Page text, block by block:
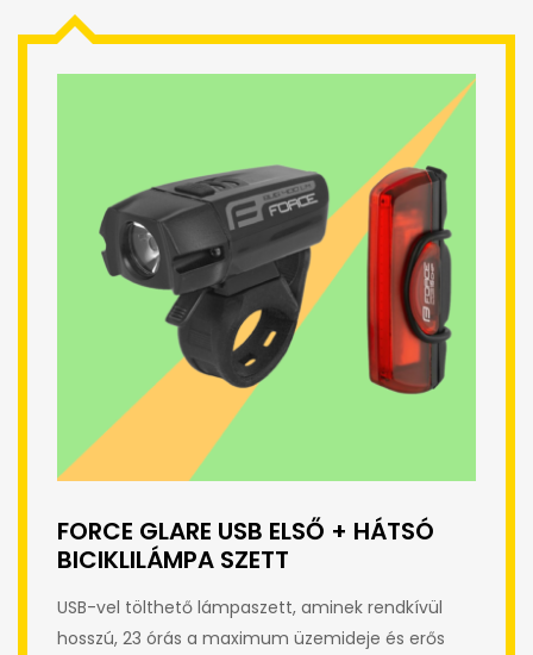
FORCE GLARE USB ELSŐ + HÁTSÓ
BICIKLILÁMPA SZETT
USB-vel tölthető lámpaszett, aminek rendkívül
hosszú, 23 órás a maximum üzemideje és erős